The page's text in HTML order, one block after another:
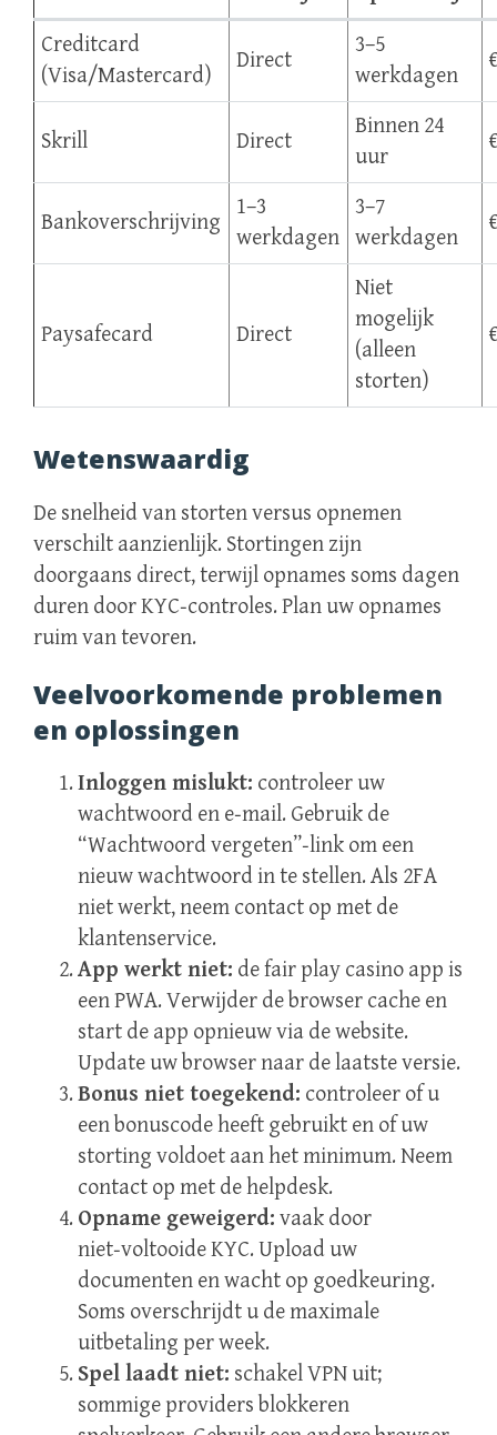
Creditcard
(Visa/Mastercard)
Direct
3–5
werkdagen
Skrill Direct
Binnen 24
uur
Bankoverschrijving
1–3
werkdagen
3–7
werkdagen
Paysafecard Direct
Niet
mogelijk
(alleen
storten)
Wetenswaardig
De snelheid van storten versus opnemen
verschilt aanzienlijk. Stortingen zijn
doorgaans direct, terwijl opnames soms dagen
duren door KYC‑controles. Plan uw opnames
ruim van tevoren.
Veelvoorkomende problemen
en oplossingen
Inloggen mislukt: controleer uw
wachtwoord en e‑mail. Gebruik de
“Wachtwoord vergeten”‑link om een
nieuw wachtwoord in te stellen. Als 2FA
niet werkt, neem contact op met de
klantenservice.
App werkt niet: de fair play casino app is
een PWA. Verwijder de browser cache en
start de app opnieuw via de website.
Update uw browser naar de laatste versie.
Bonus niet toegekend: controleer of u
een bonuscode heeft gebruikt en of uw
storting voldoet aan het minimum. Neem
contact op met de helpdesk.
Opname geweigerd: vaak door
niet‑voltooide KYC. Upload uw
documenten en wacht op goedkeuring.
Soms overschrijdt u de maximale
uitbetaling per week.
Spel laadt niet: schakel VPN uit;
sommige providers blokkeren